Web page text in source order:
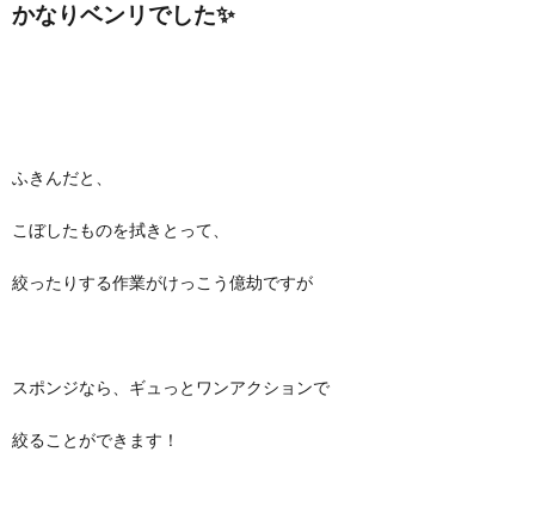
かなりベンリでした✨
ふきんだと、
こぼしたものを拭きとって、
絞ったりする作業がけっこう億劫ですが
スポンジなら、ギュっとワンアクションで
絞ることができます！